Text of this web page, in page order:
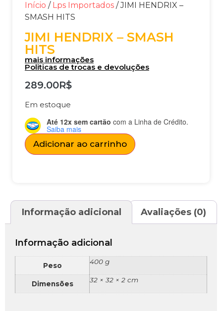
Início / Lps Importados / JIMI HENDRIX –
SMASH HITS
JIMI HENDRIX – SMASH
HITS
mais informações
Politicas de trocas e devoluções
289.00R$
Em estoque
Até 12x sem cartão com a Linha de Crédito.
Saiba mais
Adicionar ao carrinho
Informação adicional Avaliações (0)
Informação adicional
Peso 400 g
Dimensões 32 × 32 × 2 cm